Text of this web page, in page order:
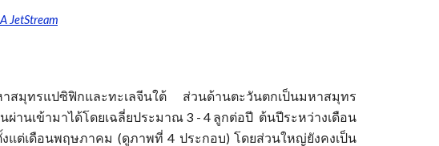
JetStream
าสมุทรแปซิฟิกและทะเลจีนใต้ ส่วนด้านตะวันตกเป็นมหาสมุทร
านเข้ามาได้โดยเฉลี่ยประมาณ 3 - 4 ลูกต่อปี ต้นปีระหว่างเดือน
แต่เดือนพฤษภาคม (ดูภาพที่ 4 ประกอบ) โดยส่วนใหญ่ยังคงเป็น